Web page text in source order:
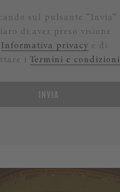
sul pulsante “Invia”
di aver preso visione
Informativa privacy e di
i Termini e condizioni
INVIA